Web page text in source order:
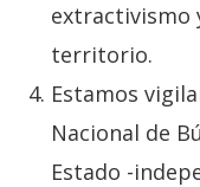
extractivismo
territorio.
Estamos
Nacional de
Estado -